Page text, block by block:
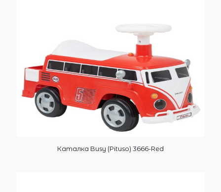
Каталка Busy (Pituso) 3666-Red